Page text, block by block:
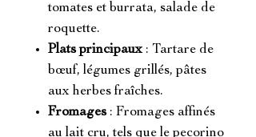
tomates et burrata, salade de
roquette.
Plats principaux : Tartare de
bœuf, légumes grillés, pâtes
aux herbes fraîches.
Fromages: Fromages affinés
au lait cru, tels que le pecorino